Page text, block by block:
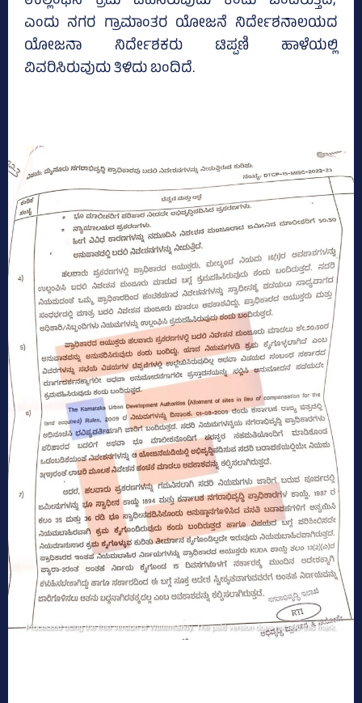
ಎಂದು ನಗರ ಗ್ರಾಮಾಂತರ ಯೋಜನೆ ನಿರ್ದೇಶನಾಲಯದ
ಯೋಜನಾ ನಿರ್ದೇಶಕರು ಟಿಪ್ಪಣಿ ಹಾಳೆಯಲ್ಲಿ
ವಿವರಿಸಿರುವುದು ತಿಳಿದು ಬಂದಿದೆ.